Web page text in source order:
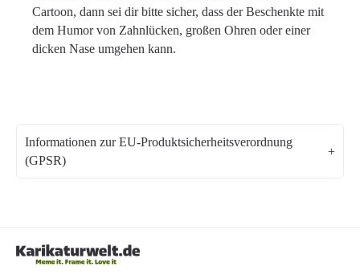
Cartoon, dann sei dir bitte sicher, dass der Beschenkte mit
dem Humor von Zahnlücken, großen Ohren oder einer
dicken Nase umgehen kann.
Informationen zur EU-Produktsicherheitsverordnung
(GPSR)